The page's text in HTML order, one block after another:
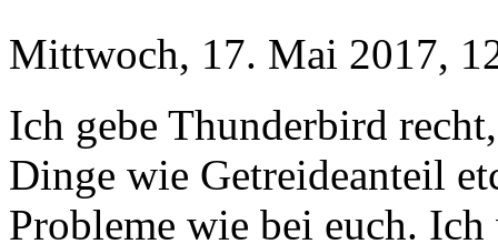
Mittwoch, 17. Mai 2017,
Ich gebe Thunderbird
Dinge wie Getreideanteil
Probleme wie bei euch.